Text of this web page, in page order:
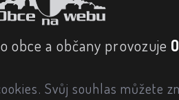
obce a občany provozuje
Svůj souhlas můžete